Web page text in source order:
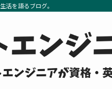
活を語るブログ。